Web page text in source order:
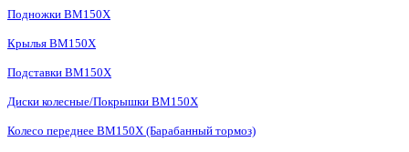
Подножки BM150X
Крылья BM150X
Подставки BM150X
Диски колесные/Покрышки BM150X
Колесо переднее BM150X (Барабанный тормоз)